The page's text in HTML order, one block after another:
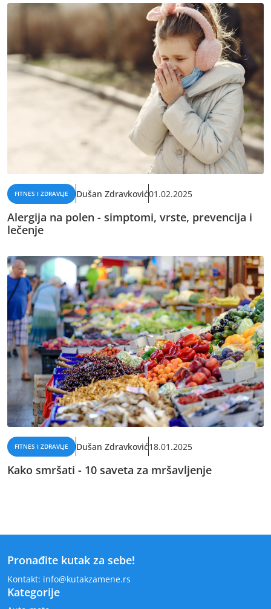
FITNES I ZDRAVLJE Dušan Zdravković01.02.2025
Alergija na polen - simptomi, vrste, prevencija i
lečenje
FITNES I ZDRAVLJE Dušan Zdravković18.01.2025
Kako smršati - 10 saveta za mršavljenje
Pronađite kutak za sebe!
Kontakt: info@kutakzamene.rs
Kategorije